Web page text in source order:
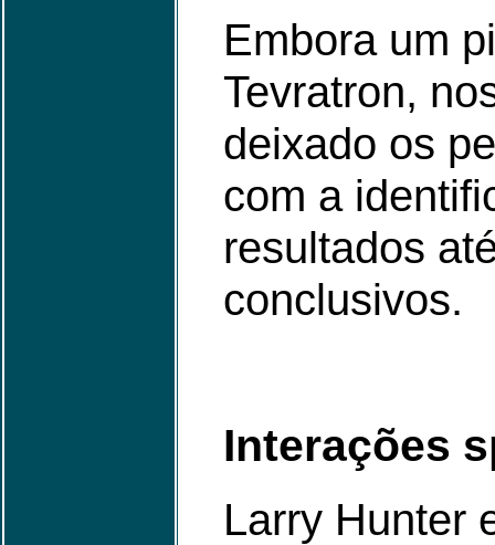
Embora um
Tevratron,
deixado os
com a
resultados
conclusivos.
Interações
Larry Hunter